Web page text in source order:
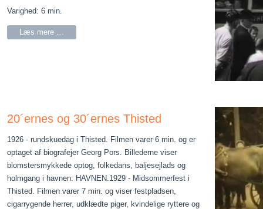
Varighed: 6 min.
Læs mere …
20´ernes og 30´ernes Thisted
1926 - rundskuedag i Thisted. Filmen varer 6 min. og er
optaget af biografejer Georg Pors. Billederne viser
blomstersmykkede optog, folkedans, baljesejlads og
holmgang i havnen: HAVNEN.1929 - Midsommerfest i
Thisted. Filmen varer 7 min. og viser festpladsen,
cigarrygende herrer, udklædte piger, kvindelige ryttere og